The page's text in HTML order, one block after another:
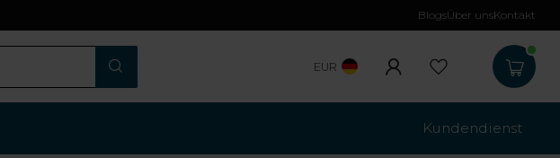
Kostenloser
BlogsÜber unsKontakt
EUR
Kundendienst